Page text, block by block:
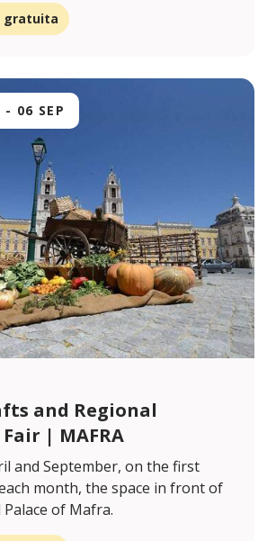
gratuita
and Regional
| MAFRA
- 06 SEP
and September, on the first
month, the space in front of
of Mafra.